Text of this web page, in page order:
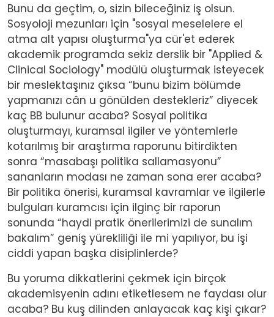
Bunu da geçtim, o, sizin bileceğiniz iş olsun.
Sosyoloji mezunları için "sosyal meselelere el
atma alt yapısı oluşturma"ya cür'et ederek
akademik programda sekiz derslik bir "Applied &
Clinical Sociology" modülü oluşturmak isteyecek
bir meslektaşınız çıksa “bunu bizim bölümde
yapmanızı cân u gönülden destekleriz” diyecek
kaç BB bulunur acaba? Sosyal politika
oluşturmayı, kuramsal ilgiler ve yöntemlerle
kotarılmış bir araştırma raporunu bitirdikten
sonra “masabaşı politika sallamasyonu”
sananların modası ne zaman sona erer acaba?
Bir politika önerisi, kuramsal kavramlar ve ilgilerle
bulguları kuramcısı için ilginç bir raporun
sonunda “haydi pratik önerilerimizi de sunalım
bakalım” geniş yürekliliği ile mi yapılıyor, bu işi
ciddi yapan başka disiplinlerde?
Bu yoruma dikkatlerini çekmek için birçok
akademisyenin adını etiketlesem ne faydası olur
acaba? Bu kuş dilinden anlayacak kaç kişi çıkar?